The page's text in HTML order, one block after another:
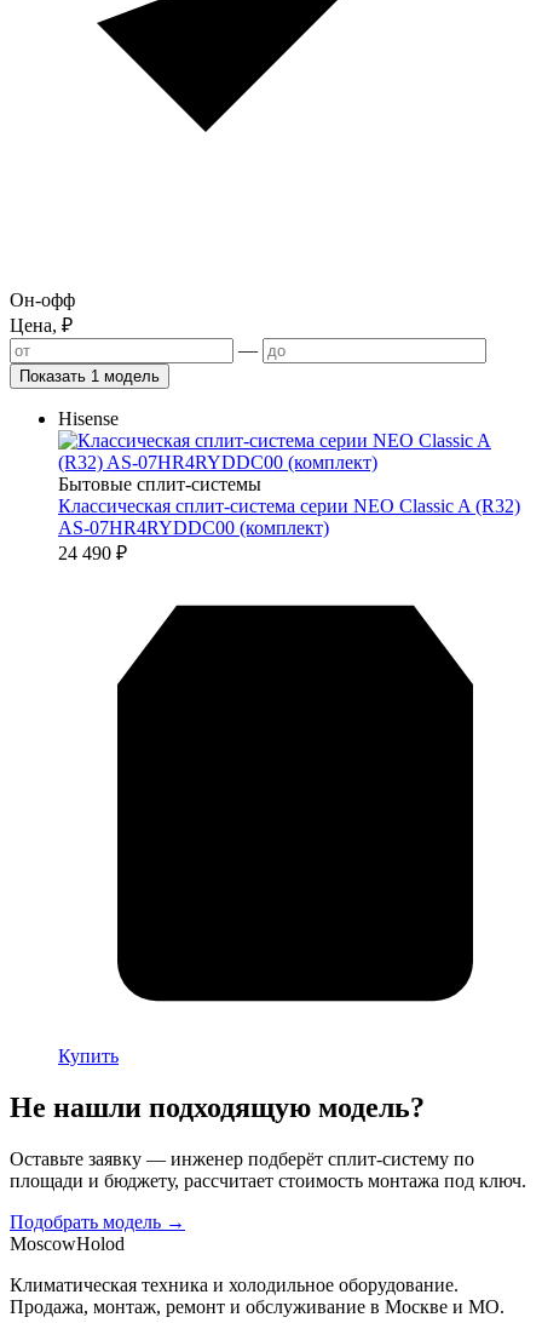
Он-офф
Цена, ₽
—
Показать 1 модель
Hisense
Бытовые сплит-системы
Классическая сплит-система серии NEO Classic A (R32)
AS-07HR4RYDDC00 (комплект)
24 490 ₽
Купить
Не нашли подходящую модель?
Оставьте заявку — инженер подберёт сплит-систему по
площади и бюджету, рассчитает стоимость монтажа под ключ.
Подобрать модель →
MoscowHolod
Климатическая техника и холодильное оборудование.
Продажа, монтаж, ремонт и обслуживание в Москве и МО.